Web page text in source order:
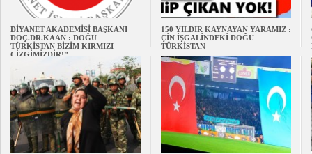
DİYANET AKADEMİSİ BAŞKANI
DOÇ.DR.KAAN : DOĞU
TÜRKİSTAN BİZİM KIRMIZI
ÇİZGİMİZDİR!”
150 YILDIR KAYNAYAN YARAMIZ :
ÇİN İŞGALİNDEKİ DOĞU
TÜRKİSTAN